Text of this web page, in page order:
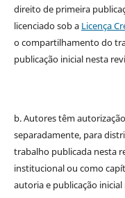
direito de primeira
licenciado sob a Licença
o compartilhamento do
publicação inicial nesta
b. Autores têm
separadamente, para
trabalho publicada nesta
institucional ou como
autoria e publicação